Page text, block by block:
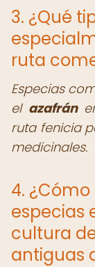
3. ¿Qué
ruta
Especias
el azafrán
ruta fenicia
medicinales.
4.
especias
cultura
antiguas